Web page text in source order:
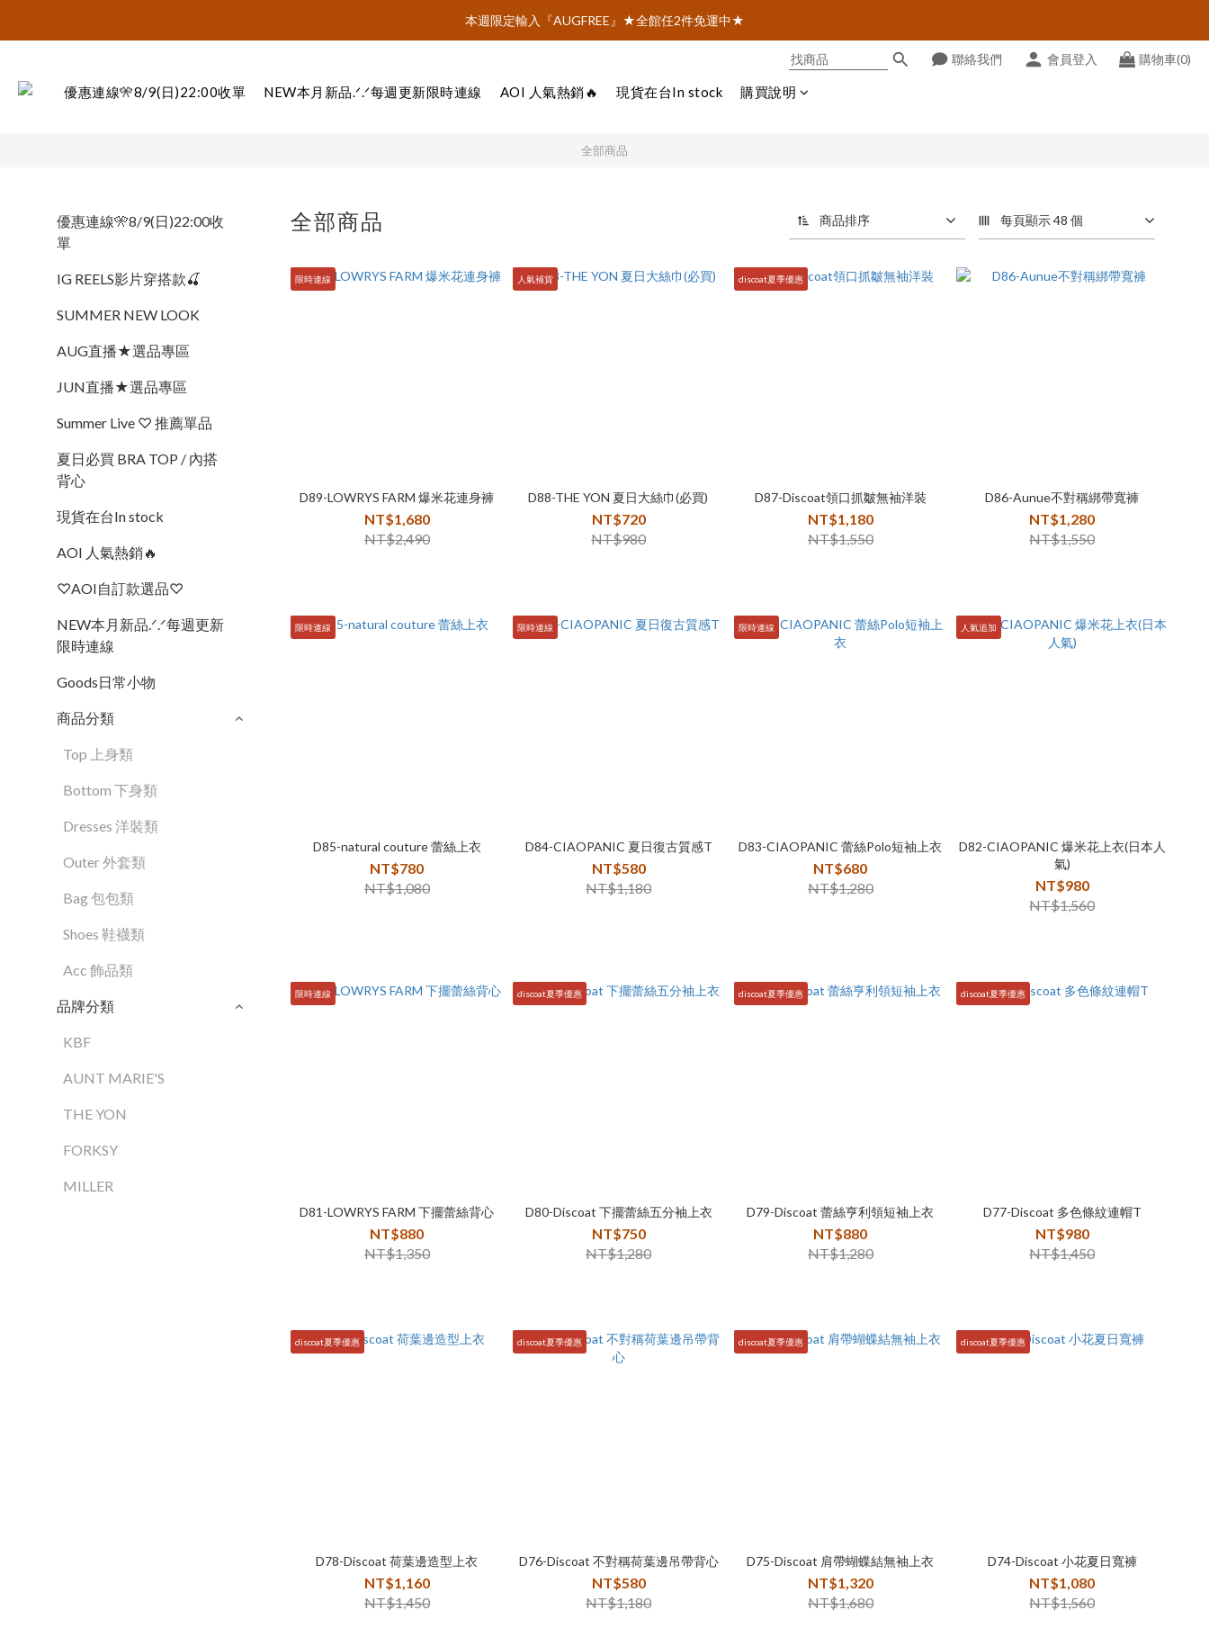
AOI.TOKYO官網會員招募中 ♡ 註冊即享$100購物金！
本週限定輸入『AUGFREE』★全館任2件免運中★
聯絡我們 會員登入 購物車(0)
優惠連線🎌8/9(日)22:00收單 NEW本月新品.ᐟ.ᐟ每週更新限時連線 AOI 人氣熱銷🔥 現貨在台In stock 購買說明
全部商品
優惠連線🎌8/9(日)22:00收
單
IG REELS影片穿搭款🍒
SUMMER NEW LOOK
AUG直播★選品專區
JUN直播★選品專區
Summer Live ♡ 推薦單品
夏日必買 BRA TOP / 內搭
背心
現貨在台In stock
AOI 人氣熱銷🔥
♡AOI自訂款選品♡
NEW本月新品.ᐟ.ᐟ每週更新
限時連線
Goods日常小物
商品分類
Top 上身類
Bottom 下身類
Dresses 洋裝類
Outer 外套類
Bag 包包類
Shoes 鞋襪類
Acc 飾品類
品牌分類
KBF
AUNT MARIE'S
THE YON
FORKSY
MILLER
全部商品 商品排序 每頁顯示 48 個
限時連線
D89-LOWRYS FARM 爆米花連身褲
NT$1,680
NT$2,490
人氣補貨
D88-THE YON 夏日大絲巾(必買)
NT$720
NT$980
discoat夏季優惠
D87-Discoat領口抓皺無袖洋裝
NT$1,180
NT$1,550
D86-Aunue不對稱綁帶寬褲
NT$1,280
NT$1,550
限時連線
D85-natural couture 蕾絲上衣
NT$780
NT$1,080
限時連線
D84-CIAOPANIC 夏日復古質感T
NT$580
NT$1,180
限時連線
D83-CIAOPANIC 蕾絲Polo短袖上衣
NT$680
NT$1,280
人氣追加
D82-CIAOPANIC 爆米花上衣(日本人
氣)
NT$980
NT$1,560
限時連線
D81-LOWRYS FARM 下擺蕾絲背心
NT$880
NT$1,350
discoat夏季優惠
D80-Discoat 下擺蕾絲五分袖上衣
NT$750
NT$1,280
discoat夏季優惠
D79-Discoat 蕾絲亨利領短袖上衣
NT$880
NT$1,280
discoat夏季優惠
D77-Discoat 多色條紋連帽T
NT$980
NT$1,450
discoat夏季優惠
D78-Discoat 荷葉邊造型上衣
NT$1,160
NT$1,450
discoat夏季優惠
D76-Discoat 不對稱荷葉邊吊帶背心
NT$580
NT$1,180
discoat夏季優惠
D75-Discoat 肩帶蝴蝶結無袖上衣
NT$1,320
NT$1,680
discoat夏季優惠
D74-Discoat 小花夏日寬褲
NT$1,080
NT$1,560